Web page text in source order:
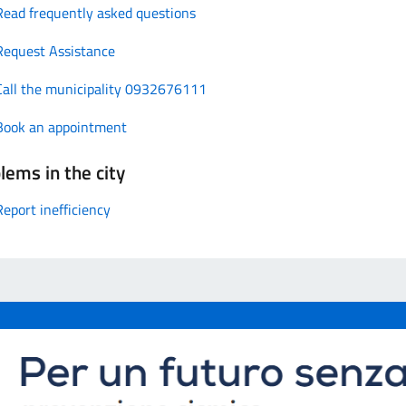
frequently asked questions
Assistance
the municipality 0932676111
an appointment
in the city
inefficiency